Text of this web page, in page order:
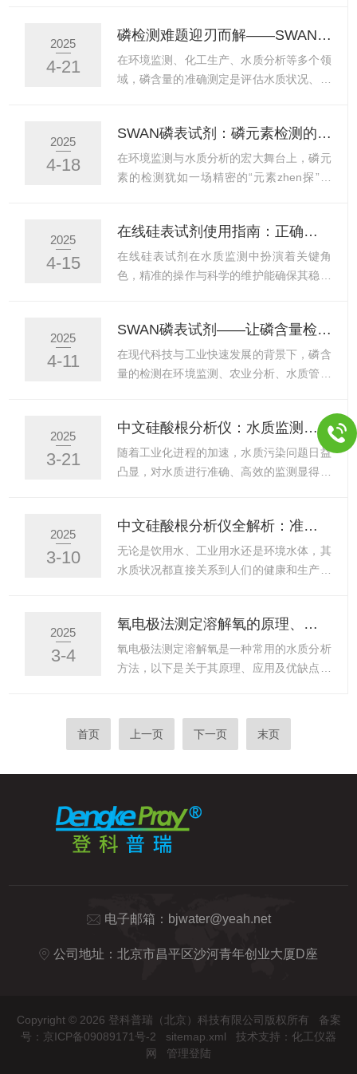
680nm）强度，若低于额定值70%，需更换
光源（氘灯或钨灯）。光学路径检查：确认
比色皿、光路透镜无污渍或划痕。用无尘布
测提供可靠的科学支持，助力环保事业的发
展。一、水质监测的重要性水质监测是通过
对水体中各种化学成分、物理特性和生物指
水污染治理提供科学依据。在工业生产中，
水质监测可以确保工业用水符合生产要求，
避免因水质问题导致生产设备损坏和产品质
2025
4-21
磷检测难题迎刃而解——SWAN磷表试剂技术解析
在环境监测、化工生产、水质分析等多个领
域，磷含量的准确测定是评估水质状况、预
因素多、精度不足等问题。在此背景下，
SWAN磷表试剂凭借其先进的技术优势，为
磷检测难题提供了高效解决方案。光电比色
光度计发射特定波长的光，穿过与试剂反应
后的水样，测量光的吸收程度。由于磷酸盐
与试剂反应生成的化合物颜色深浅与磷酸盐
2025
4-18
SWAN磷表试剂：磷元素检测的“隐形守护者”
在环境监测与水质分析的宏大舞台上，磷元
素的检测犹如一场精密的“元素zhen探”行
现，为磷元素检测筑牢坚实防线。磷元素在
水体中扮演着关键角色，其含量变化会直接
影响水体的富营养化状态，进而波及水质与
制定科学管理措施至关重要。SWAN正是为
满足这一关键需求而诞生的专业利器。
SWAN磷表试剂以高精度和稳定性著称。它
2025
4-15
在线硅表试剂使用指南：正确操作与高效维护全攻略
在线硅表试剂在水质监测中扮演着关键角
色，精准的操作与科学的维护能确保其稳定
试剂正确安装到在线硅表的试剂仓。安装
后，使用标准硅溶液对仪器进行校准，确保
测量准确性。校准时，严格按照仪器操作步
剂的保质期和储存条件，避免使用过期或变
质的试剂。按照仪器设定程序，定时定量添
加试剂。在测量过程中，密切关注仪器显示
2025
4-11
SWAN磷表试剂——让磷含量检测更简单、更高效
在现代科技与工业快速发展的背景下，磷含
量的检测在环境监测、农业分析、水质管理
命活动必需的元素之一，其含量是否达标直
接影响着生态平衡、农业生产效率以及人类
健康。然而，传统的磷含量检测方法往往操
作繁琐、耗时较长，对专业人员和实验条件
量检测变得更加简单、高效。SWAN是一款
专门针对磷含量检测设计的创新型试剂，其
设计理念在于简化操作流程、缩短检测时
2025
3-21
中文硅酸根分析仪：水质监测的守护者，守护每一滴水的安全！
随着工业化进程的加速，水质污染问题日益
凸显，对水质进行准确、高效的监测显得尤
者，默默守护着每一滴水的安全。硅酸根是
水中常见的一种无机物质，其含量虽微，但
对水质的影响却不容忽视。过高的硅酸根含
水生生态系统和人类用水安全构成威胁。因
此，准确测定水中的硅酸根含量，对于保障
水质安全具有重要意义。中文硅酸根分析
2025
3-10
中文硅酸根分析仪全解析：准确测量，守护水质安全新防线！
无论是饮用水、工业用水还是环境水体，其
水质状况都直接关系到人们的健康和生产生
仪，作为水质检测领域的一种重要仪器，正
以其精准的测量能力和可靠的性能，守护着
水质安全的新防线。中文硅酸根仪是一种专
直接影响着水质的优劣。过高的硅酸根含量
可能导致水体富营养化，引发藻类大量繁
2025
3-4
氧电极法测定溶解氧的原理、应用及优缺点
氧电极法测定溶解氧是一种常用的水质分析
方法，以下是关于其原理、应用及优缺点的
成。敏感膜是氧电极的核心部分，它允许氧
氧电极表面时，水中的氧通过薄膜向电极内
扩散，并在阴极上被还原，产生电流。在一
首页 上一页 下一页 末页
电子邮箱： bjwater@yeah.net
公司地址：北京市昌平区沙河青年创业大厦D座
Copyright © 2026 登科普瑞（北京）科技有限公司版权所有 备案
号：京ICP备09089171号-2
sitemap.xml 技术支持： 化工仪器
网
管理登陆